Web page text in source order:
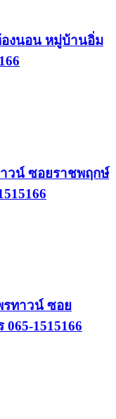
องนอน หมู่บ้านอิ่ม
วน์ ซอยราชพฤกษ์
ทาวน์ ซอย
1515166